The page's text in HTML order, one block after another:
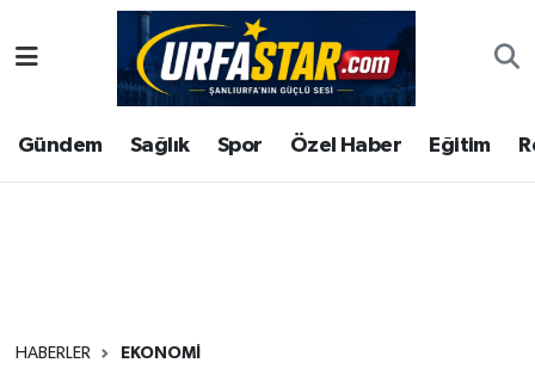
Gündem Sağlık Spor Özel Haber Eğitim
HABERLER EKONOMI
ASAYİS
ÇEVRE
Şanlıurfa Nöbetçi Eczaneler
Şanlıurfa Hava Durumu